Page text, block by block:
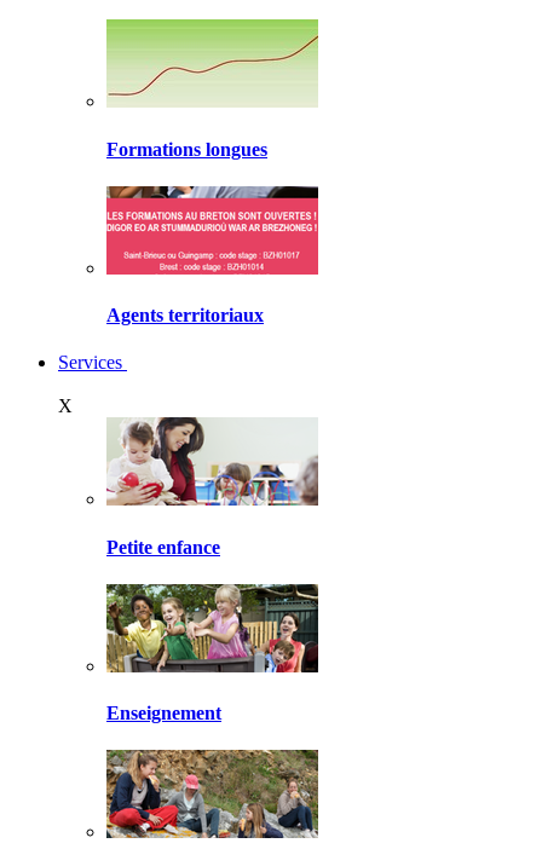
Formations longues
Agents territoriaux
Services
X
Petite enfance
Enseignement